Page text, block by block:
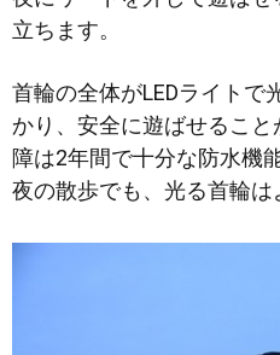
立ちます。
首輪の全体がLEDライトで
かり、安全に遊ばせるこ
障は2年間で十分な防水機
夜の散歩でも、光る首輪は